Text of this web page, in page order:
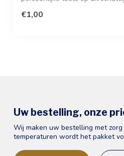
€1,00
Uw bestelling, onze
Wij maken uw bestelling met
temperaturen wordt het pakket